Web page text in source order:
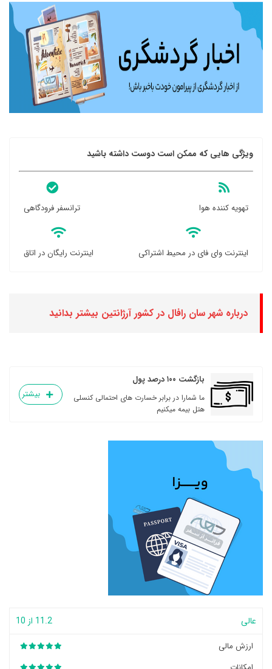
ویژگی هایی که ممکن است دوست داشته باشید
تهویه کننده هوا ترانسفر فرودگاهی
اینترنت وای فای در محیط اشتراکی اینترنت رایگان در اتاق
درباره شهر سان رافال در کشور آرژانتین بیشتر بدانید
بازگشت ۱۰۰ درصد پول
ما شمارا در برابر خسارت های احتمالی کنسلی
هتل بیمه میکنیم
بیشتر
عالی 11.2 از 10
ارزش مالی